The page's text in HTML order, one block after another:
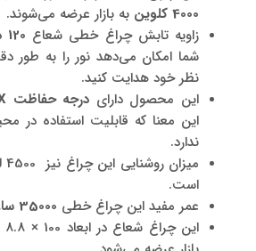
4000 کلوین به بازار عرضه می‌شوند.
زاویه تابش چراغ خطی شعاع 120
شما امکان می‌دهد نور را به طور
نظر خود هدایت کنید.
این محصول دارای درجه حفاظت
این معنا که قابلیت استفاده در
ندارد.
است.
عمر مفید این چراغ‌ خطی 35000 ساعت